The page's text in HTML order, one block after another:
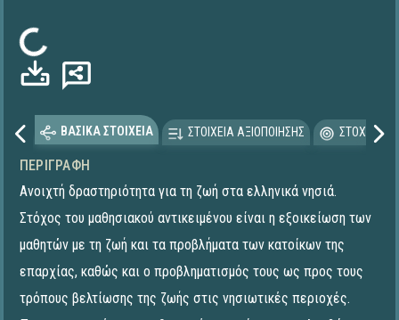
Φόρτωση...
ΒΑΣΙΚΑ ΣΤΟΙΧΕΙΑ ΣΤΟΙΧΕΙΑ ΑΞΙΟΠΟΙΗΣΗΣ
ΠΕΡΙΓΡΑΦΉ
Ανοιχτή δραστηριότητα για τη ζωή στα ελληνικά νησιά.
Στόχος του μαθησιακού αντικειμένου είναι η εξοικείωση των
μαθητών με τη ζωή και τα προβλήματα των κατοίκων της
επαρχίας, καθώς και ο προβληματισμός τους ως προς τους
τρόπους βελτίωσης της ζωής στις νησιωτικές περιοχές.